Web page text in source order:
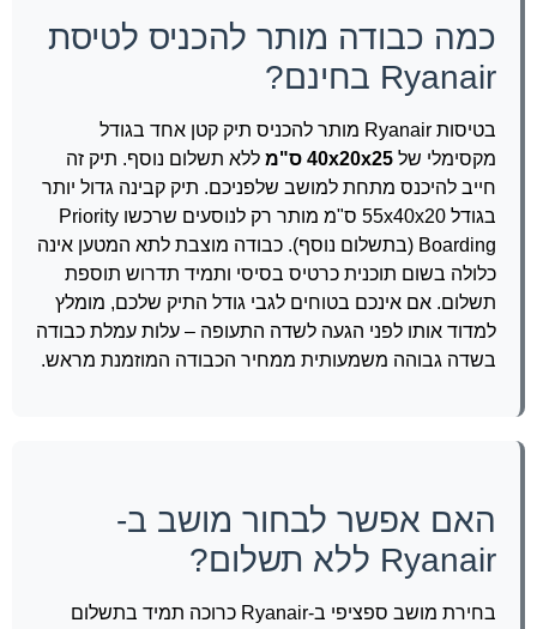
כמה כבודה מותר להכניס לטיסת
Ryanair בחינם?
בטיסות Ryanair מותר להכניס תיק קטן אחד בגודל
מקסימלי של 40x20x25 ס"מ
ללא תשלום נוסף. תיק זה
חייב להיכנס מתחת למושב שלפניכם. תיק קבינה גדול יותר
בגודל 55x40x20 ס"מ מותר רק לנוסעים שרכשו Priority
Boarding (בתשלום נוסף). כבודה מוצבת לתא המטען אינה
כלולה בשום תוכנית כרטיס בסיסי ותמיד תדרוש תוספת
תשלום. אם אינכם בטוחים לגבי גודל התיק שלכם, מומלץ
למדוד אותו לפני הגעה לשדה התעופה – עלות עמלת כבודה
בשדה גבוהה משמעותית ממחיר הכבודה המוזמנת מראש.
האם אפשר לבחור מושב ב-
Ryanair ללא תשלום?
בחירת מושב ספציפי ב-Ryanair כרוכה תמיד בתשלום